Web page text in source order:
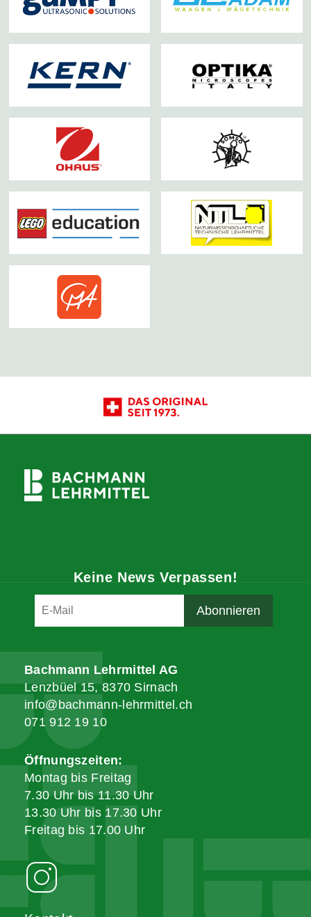
Keine News Verpassen!
Bachmann Lehrmittel AG
Lenzbüel 15, 8370 Sirnach
info@bachmann-lehrmittel.ch
071 912 19 10
Öffnungszeiten:
Montag bis Freitag
7.30 Uhr bis 11.30 Uhr
13.30 Uhr bis 17.30 Uhr
Freitag bis 17.00 Uhr